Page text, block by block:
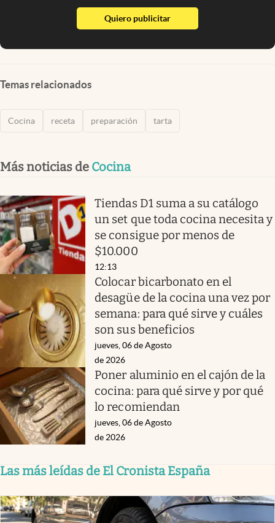
Quiero publicitarabre en nueva pestaña
Temas relacionados
Cocina receta preparación tarta
Más noticias de Cocina
Tiendas D1 suma a su catálogo
un set que toda cocina necesita y
se consigue por menos de
$10.000
12:13
Colocar bicarbonato en el
desagüe de la cocina una vez por
semana: para qué sirve y cuáles
son sus beneficios
jueves, 06 de Agosto
de 2026
Poner aluminio en el cajón de la
cocina: para qué sirve y por qué
lo recomiendan
jueves, 06 de Agosto
de 2026
Las más leídas de El Cronista España